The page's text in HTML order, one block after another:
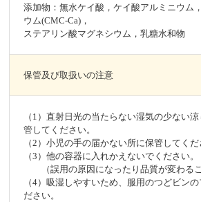
添加物：無水ケイ酸，ケイ酸アルミニウム
ウム(CMC-Ca)，
ステアリン酸マグネシウム，乳糖水和物
保管及び取扱いの注意
（1）直射日光の当たらない湿気の少ない
管してください。
（2）小児の手の届かない所に保管してくだ
（3）他の容器に入れかえないでください。
（誤用の原因になったり品質が変わるこ
（4）吸湿しやすいため、服用のつどビン
ださい。